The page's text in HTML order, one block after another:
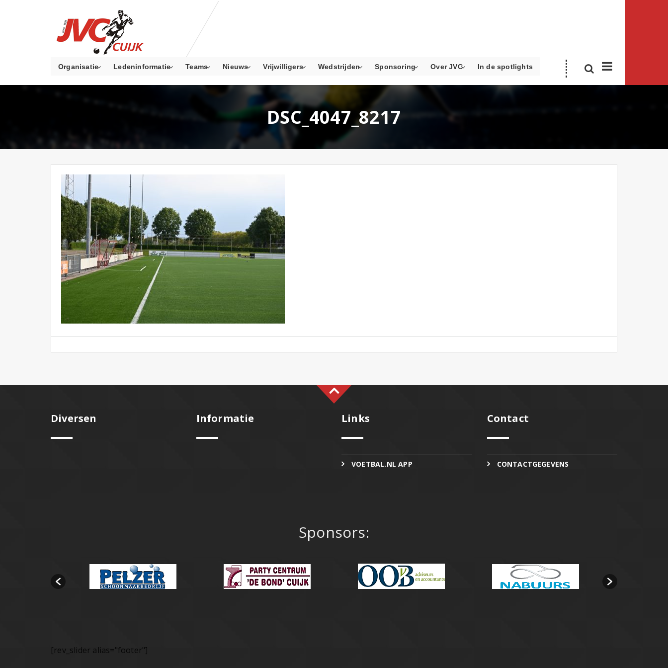
Organisatie Ledeninformatie Teams Nieuws Vrijwilligers Wedstrijden Sponsoring Over JVC In de spotlights
DSC_4047_8217
Diversen Informatie Links
VOETBAL.NL APP
Contact
CONTACTGEGEVENS
Sponsors:
[rev_slider alias="footer"]